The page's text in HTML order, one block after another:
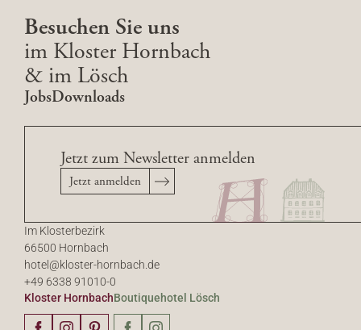
Besuchen Sie uns
im Kloster Hornbach
& im Lösch
JobsDownloads
Im Klosterbezirk
66500 Hornbach
hotel@kloster-hornbach.de
+49 6338 91010-0
Kloster HornbachBoutiquehotel Lösch
Jetzt zum Newsletter anmelden
Jetzt anmelden